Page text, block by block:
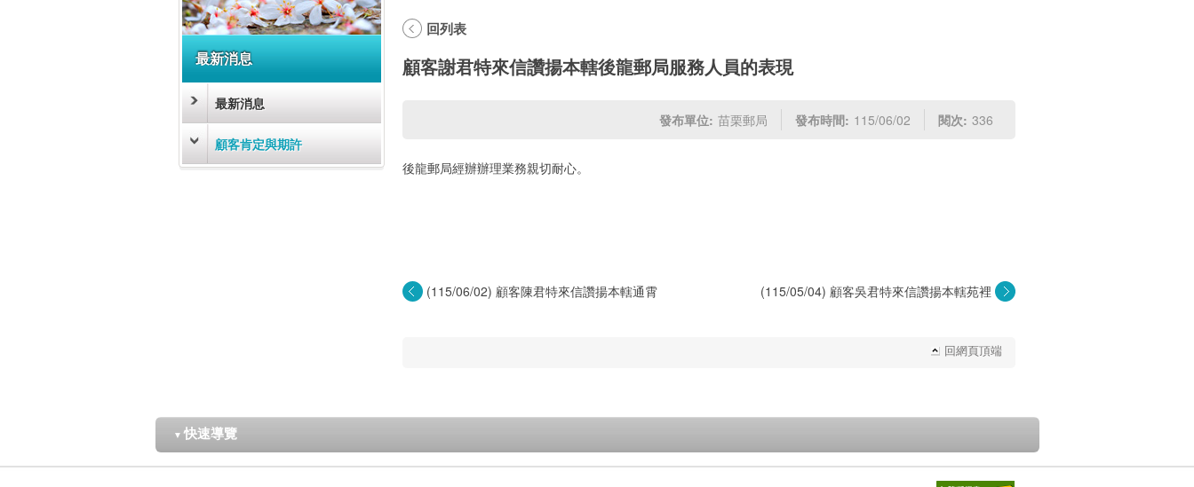
最新消息
最新消息
顧客肯定與期許
回列表
顧客謝君特來信讚揚本轄後龍郵局服務人員的表現
發布單位: 苗栗郵局 發布時間: 115/06/02 閱次: 336
後龍郵局經辦辦理業務親切耐心。
(115/06/02) 顧客陳君特來信讚揚本轄通霄
(115/05/04) 顧客吳君特來信讚揚本轄苑裡
回網頁頂端
▼ 快速導覽